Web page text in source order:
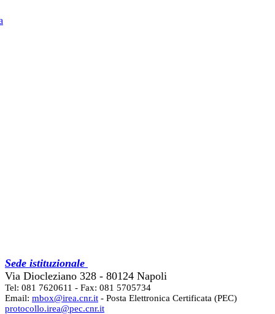
Sede istituzionale
Via Diocleziano 328 - 80124 Napoli
Tel: 081 7620611 - Fax: 081 5705734
Email: mbox@irea.cnr.it - Posta Elettronica Certificata (PEC)
protocollo.irea@pec.cnr.it